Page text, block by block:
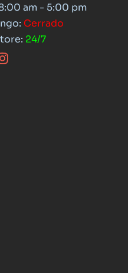
am - 5:00 pm
Cerrado
24/7